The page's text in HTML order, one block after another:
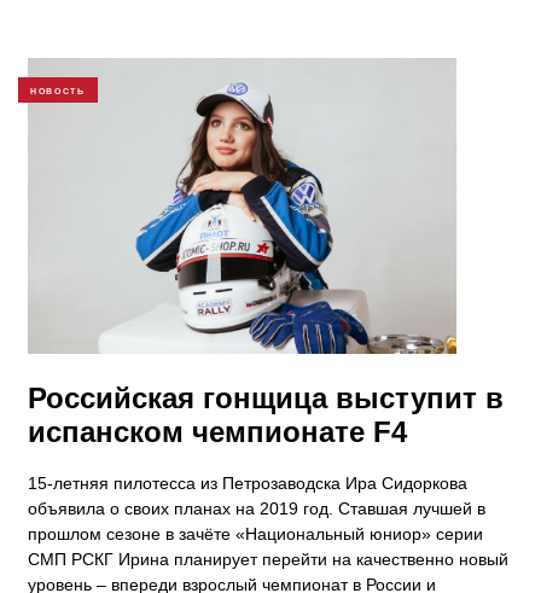
НОВОСТЬ
Российская гонщица выступит в
испанском чемпионате F4
15-летняя пилотесса из Петрозаводска Ира Сидоркова
объявила о своих планах на 2019 год. Ставшая лучшей в
прошлом сезоне в зачёте «Национальный юниор» серии
СМП РСКГ Ирина планирует перейти на качественно новый
уровень – впереди взрослый чемпионат в России и